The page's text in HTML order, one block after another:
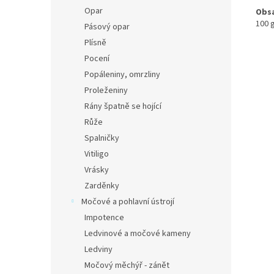
Opar
Pásový opar
Plísně
Pocení
Popáleniny, omrzliny
Proleženiny
Rány špatně se hojící
Růže
Spalničky
Vitiligo
Vrásky
Zarděnky
Močové a pohlavní ústrojí
Impotence
Ledvinové a močové kameny
Ledviny
Močový měchýř - zánět
100